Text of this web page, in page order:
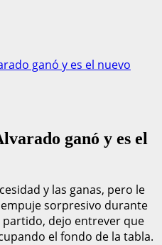
ganó y es el nuevo
ganó y es el
y las ganas, pero le
sorpresivo durante
dejo entrever que
el fondo de la tabla.